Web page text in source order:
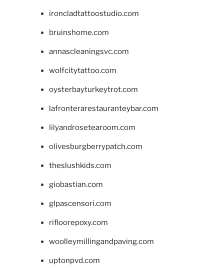
ironcladtattoostudio.com
bruinshome.com
annascleaningsvc.com
wolfcitytattoo.com
oysterbayturkeytrot.com
lafronterarestauranteybar.com
lilyandrosetearoom.com
olivesburgberrypatch.com
theslushkids.com
giobastian.com
glpascensori.com
rifloorepoxy.com
woolleymillingandpaving.com
uptonpvd.com